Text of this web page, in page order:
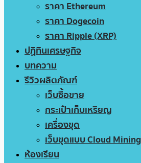
ราคา Ethereum
ราคา Dogecoin
ราคา Ripple (XRP)
ปฏิทินเศรษฐกิจ
บทความ
รีวิวผลิตภัณฑ์
เว็บซื้อขาย
กระเป๋าเก็บเหรียญ
เครื่องขุด
เว็บขุดแบบ Cloud Mining
ห้องเรียน